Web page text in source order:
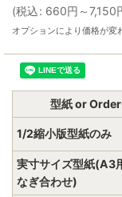
(税込: 660円 ～7,150
オプションにより価格が変
型紙 or
1/2縮小版型紙のみ
実寸サイズ型紙(A3
なぎ合わせ)